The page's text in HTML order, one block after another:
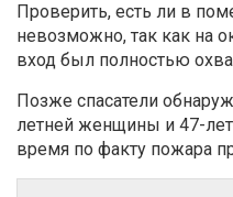
Проверить, есть ли в
невозможно, так как на
вход был полностью
Позже спасатели
летней женщины и 47-
время по факту пожара